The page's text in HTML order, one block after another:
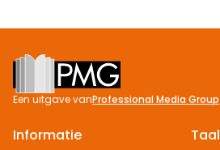
Footer
Een uitgave vanProfessional Media Group
Informatie Taal